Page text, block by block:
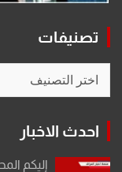
تصنيفات
احدث الاخبار
إليكم